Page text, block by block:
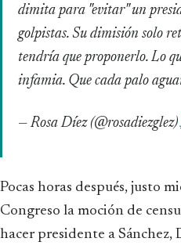
dimita para "evitar" un
golpistas. Su dimisión solo
tendría que proponerlo. Lo
infamia. Que cada palo
— Rosa Díez (@rosadiezglez)
Pocas horas después, justo
Congreso la moción de
hacer presidente a Sánchez,